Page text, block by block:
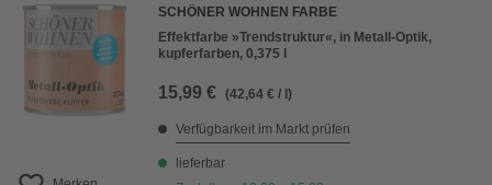
SCHÖNER WOHNEN FARBE
Effektfarbe »Trendstruktur«, in Metall-Optik,
kupferfarben, 0,375 l
15,99 € (42,64 € / l)
Verfügbarkeit im Markt prüfen
lieferbar